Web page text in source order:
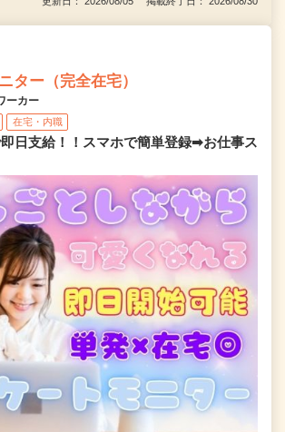
ター（完全在宅）
ーカー
在宅・内職
日支給！！スマホで簡単登録➡お仕事ス